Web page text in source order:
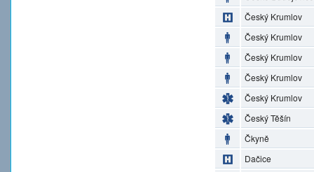
Český Krumlov
Český Krumlov
Český Krumlov
Český Krumlov
Český Krumlov
Český Těšín
Čkyně
Dačice